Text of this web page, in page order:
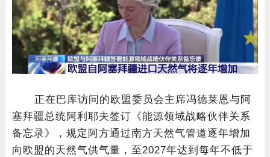
正在巴库访问的欧盟委员会主席冯德莱恩与阿
塞拜疆总统阿利耶夫签订《能源领域战略伙伴关系
备忘录》，规定阿方通过南方天然气管道逐年增加
向欧盟的天然气供气量，至2027年达到每年不低于